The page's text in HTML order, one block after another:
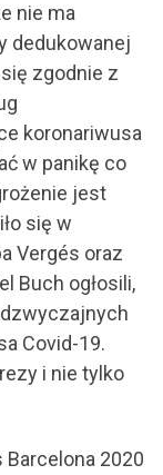
nie ma
dedukowanej
zgodnie z
koronariwusa
w panikę co
jest
się w
Vergés oraz
Buch ogłosili,
Covid-19.
i nie tylko
2020